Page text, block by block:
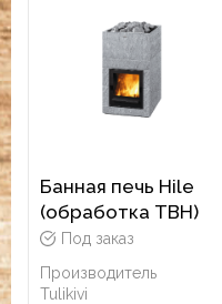
Банная печь Hile
(обработка ТВН)
Под заказ
Производитель
Tulikivi